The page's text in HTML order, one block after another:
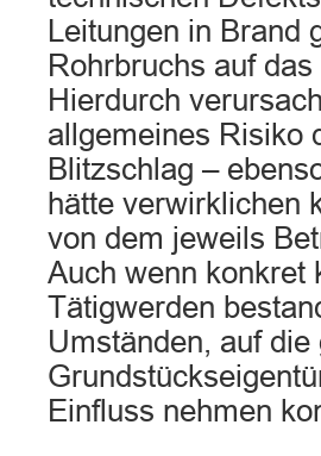
Leitungen in Brand
Rohrbruchs auf
Hierdurch
allgemeines Risiko
Blitzschlag –
hätte verwirklichen
von dem jeweils
Auch wenn konkret
Tätigwerden
Umständen, auf
Einfluss nehmen